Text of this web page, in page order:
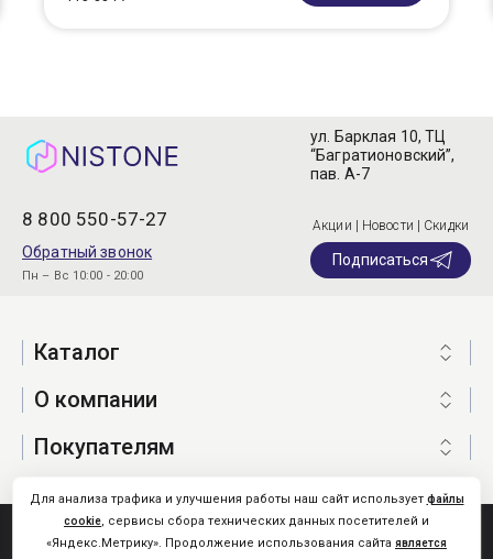
8 800 550-57-27
Обратный звонок
Пн – Вс 10:00 - 20:00
ул. Барклая 10, ТЦ
“Багратионовский”,
пав. А-7
Акции | Новости | Скидки
Подписаться
Каталог
О компании
Покупателям
Nistone.Ru © 2026
Для анализа трафика и улучшения работы наш сайт использует файлы
cookie, сервисы сбора технических данных посетителей и
«Яндекс.Метрику». Продолжение использования сайта является